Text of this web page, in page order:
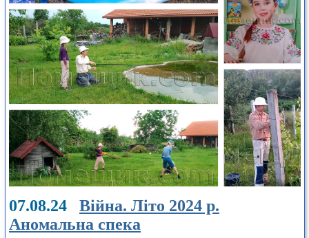
07.08.24 Війна. Літо 2024 р.
Аномальна спека